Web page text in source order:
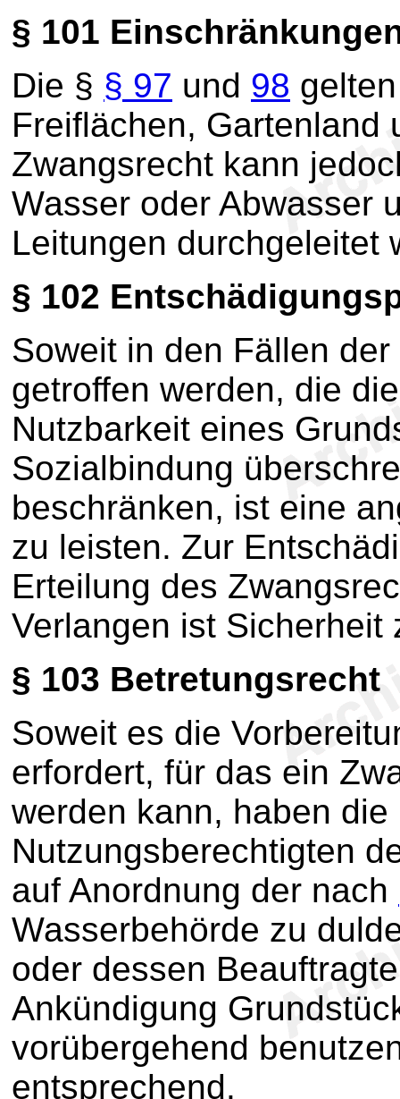
§ 101
Die § § 97 und 98
Freiflächen, Gartenland
Zwangsrecht kann
Wasser oder Abwasser
Leitungen durchgeleitet
§ 102
Soweit in den Fällen
getroffen werden, die
Nutzbarkeit eines
Sozialbindung
beschränken, ist eine
zu leisten. Zur
Erteilung des
Verlangen ist Sicherheit
§ 103 Betretungsrecht
Soweit es die
erfordert, für das ein
werden kann, haben
Nutzungsberechtigten
auf Anordnung der nach
Wasserbehörde zu
oder dessen
Ankündigung
vorübergehend
entsprechend.